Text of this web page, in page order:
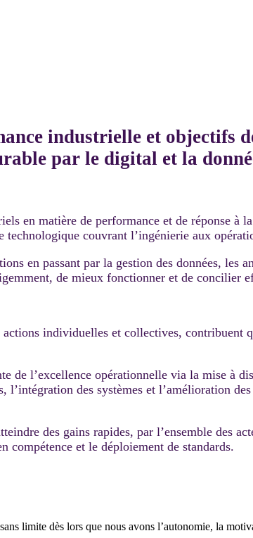
industrielle et objectifs
par le digital et la
en matière de performance et de réponse
couvrant l’ingénierie aux
en passant par la gestion des données, les
de mieux fonctionner et de concilier
individuelles et collectives, contribuent
de l’excellence opérationnelle via la mise à
des systèmes et l’amélioration
des gains rapides, par l’ensemble des
compétence et le déploiement de standards.
limite dès lors que nous avons l’autonomie, la